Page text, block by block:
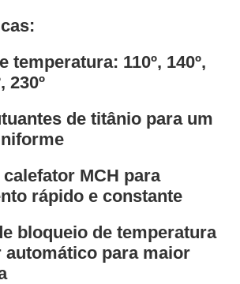
temperatura: 110º, 140º,
230º
de titânio para um
MCH para
rápido e constante
bloqueio de temperatura
automático para maior